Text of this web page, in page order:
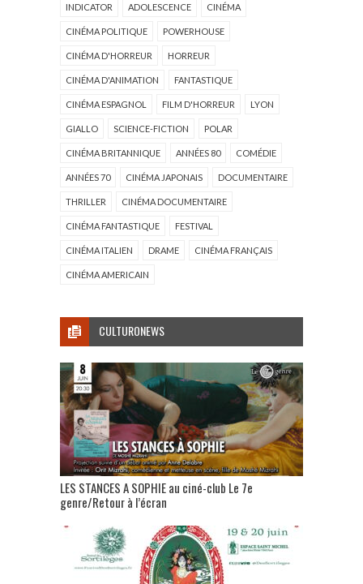
INDICATOR ADOLESCENCE CINÉMA
CINÉMA POLITIQUE POWERHOUSE
CINÉMA D'HORREUR HORREUR
CINÉMA D'ANIMATION FANTASTIQUE
CINÉMA ESPAGNOL FILM D'HORREUR LYON
GIALLO SCIENCE-FICTION POLAR
CINÉMA BRITANNIQUE ANNÉES 80 COMÉDIE
ANNÉES 70 CINÉMA JAPONAIS DOCUMENTAIRE
THRILLER CINÉMA DOCUMENTAIRE
CINÉMA FANTASTIQUE FESTIVAL
CINÉMA ITALIEN DRAME CINÉMA FRANÇAIS
CINÉMA AMERICAIN
CULTURONEWS
LES STANCES A SOPHIE au ciné-club Le 7e
genre/Retour à l’écran